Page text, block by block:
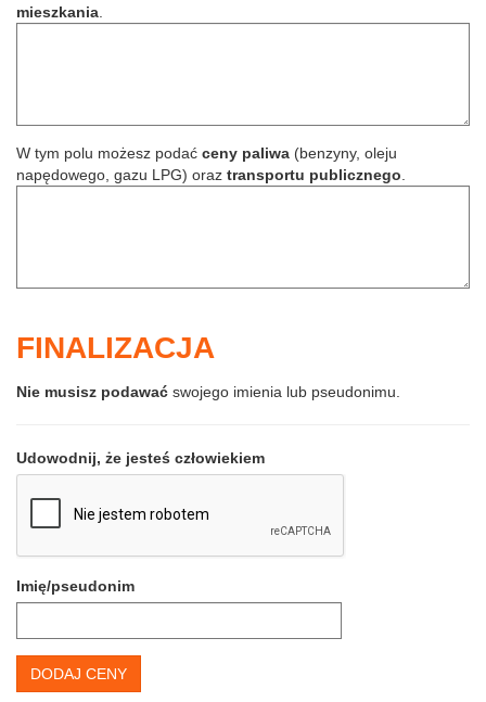
mieszkania
W tym polu możesz podać ceny paliwa (benzyny, oleju
napędowego, gazu LPG) oraz transportu publicznego
FINALIZACJA
Nie musisz podawać swojego imienia lub pseudonimu.
Udowodnij, że jesteś człowiekiem
Imię/pseudonim
DODAJ CENY